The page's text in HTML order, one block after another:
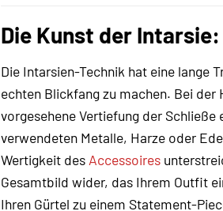
Die Kunst der
Die Intarsien-Technik hat eine lange
echten Blickfang zu machen. Bei
vorgesehene Vertiefung der
verwendeten Metalle, Harze oder
Wertigkeit des Accessoires
Gesamtbild wider, das Ihrem Outfit
Ihren Gürtel zu einem Statement-